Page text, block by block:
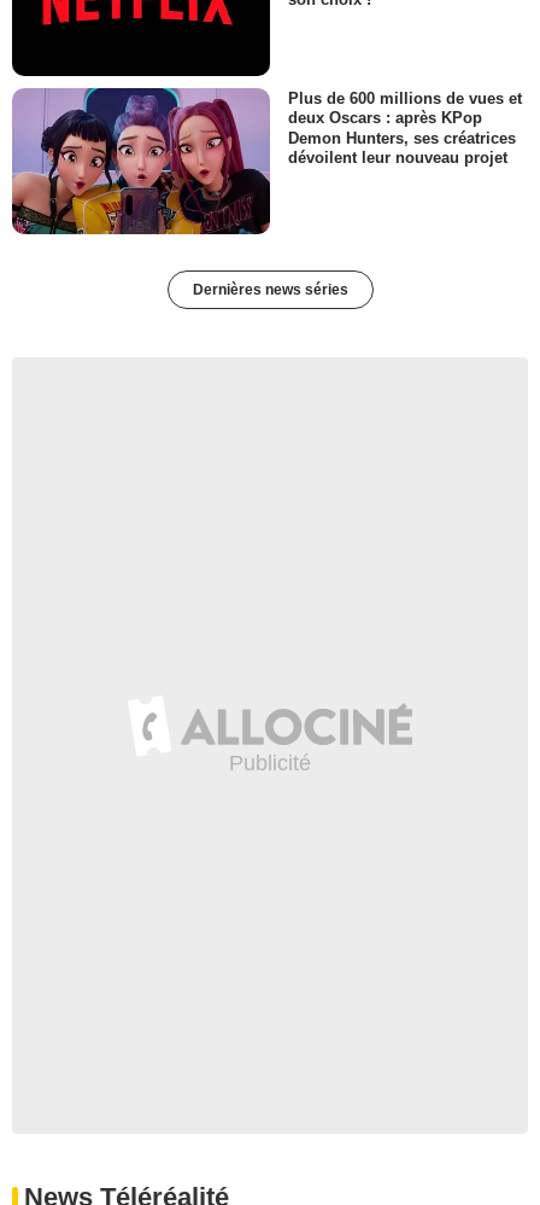
Plus de 600 millions de vues et
deux Oscars : après KPop
Demon Hunters, ses créatrices
dévoilent leur nouveau projet
Dernières news séries
News Téléréalité